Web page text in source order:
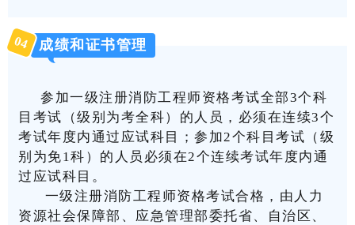
04 成绩和证书管理
参加一级注册消防工程师资格考试全部3个科
目考试（级别为考全科）的人员，必须在连续3个
考试年度内通过应试科目；参加2个科目考试（级
别为免1科）的人员必须在2个连续考试年度内通
过应试科目。
一级注册消防工程师资格考试合格，由人力
资源社会保障部、应急管理部委托省、自治区、